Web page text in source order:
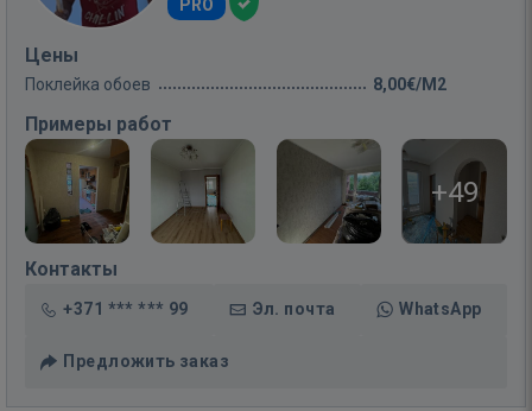
PRO
Цены
Поклейка обоев 8,00€/M2
Примеры работ
+49
Контакты
+371 *** *** 99 Эл. почта WhatsApp
Предложить заказ